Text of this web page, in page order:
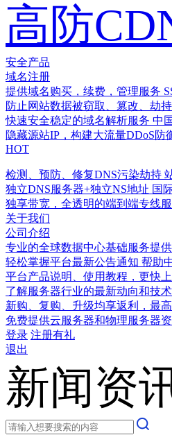
高防
安全产品
域名注册
提供域名购买，续费，管理服务
防止网站数据被窃取、篡改、劫持
快速安全稳定的域名解析服务 中
隐藏源站IP，构建大流量DDoS防
HOT
检测、预防、修复DNS污染劫持
独立DNS服务器+独立NS地址 国
独享带宽，全透明的端到端专线
关于我们
公司介绍
专业的全球数据中心基础服务提
轻松掌握平台最新公告通知 帮助
平台产品说明、使用教程，更快
了解服务器行业的最新动向和技
新购、复购、升级均享返利，最
免费提供云服务器和物理服务器
登录 注册有礼
退出
新闻资